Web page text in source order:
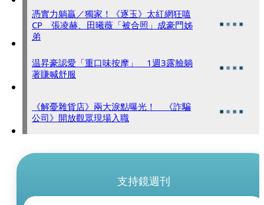
憑實力躺贏／獨家！《逐玉》太紅網狂嗑
CP 張凌赫、田曦薇「被合照」成豪門姊
弟
温昇豪認愛「重口味按摩」 1週3露臉躺
著賺喊舒服
《解憂雜貨店》兩大淚點曝光！ 《詐騙
公司》開放觀眾現場入職
支持鏡週刊